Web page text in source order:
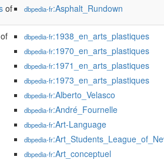
of dbpedia-fr:Asphalt_Rundown
of dbpedia-fr:1938_en_arts_plastiques
dbpedia-fr:1970_en_arts_plastiques
dbpedia-fr:1971_en_arts_plastiques
dbpedia-fr:1973_en_arts_plastiques
dbpedia-fr:Alberto_Velasco
dbpedia-fr:André_Fournelle
dbpedia-fr:Art-Language
dbpedia-fr
dbpedia-fr:Art_conceptuel